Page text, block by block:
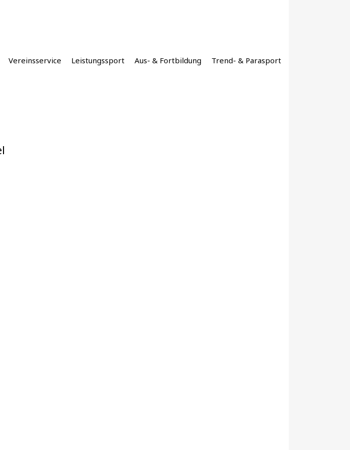
Vereinsservice Leistungssport Aus- & Fortbildung Trend- & Parasport